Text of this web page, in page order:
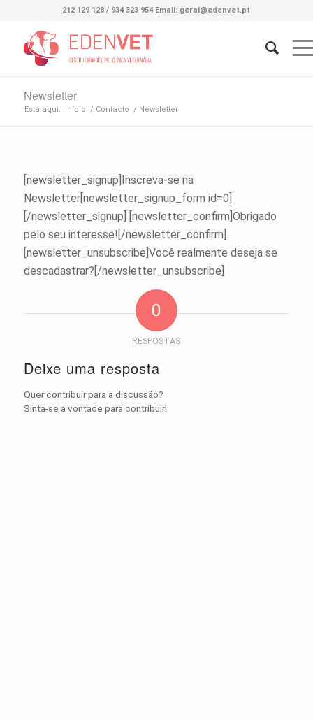
212 129 128 / 934 323 954 Email: geral@edenvet.pt
Newsletter
Está aqui: Início / Contacto / Newsletter
[newsletter_signup]Inscreva-se na
Newsletter[newsletter_signup_form id=0]
[/newsletter_signup] [newsletter_confirm]Obrigado
pelo seu interesse![/newsletter_confirm]
[newsletter_unsubscribe]Você realmente deseja se
descadastrar?[/newsletter_unsubscribe]
0
RESPOSTAS
Deixe uma resposta
Quer contribuir para a discussão?
Sinta-se a vontade para contribuir!